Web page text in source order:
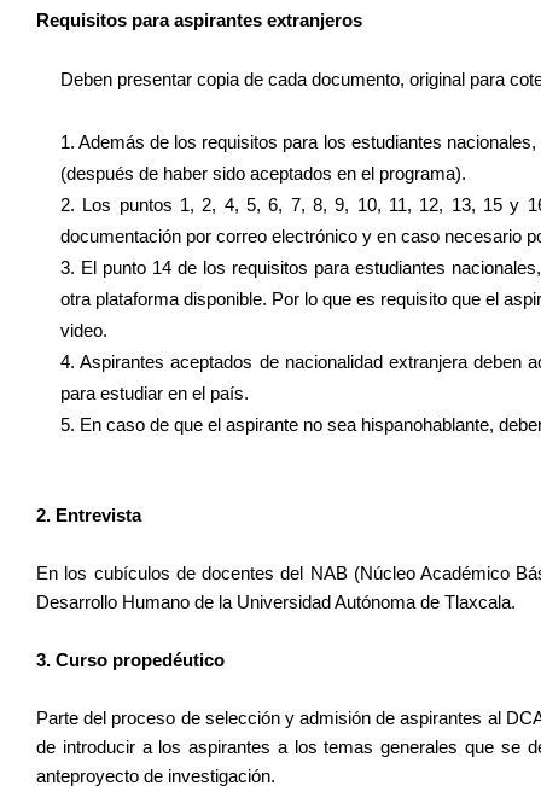
Requisitos para aspirantes extranjeros
Deben presentar copia de cada documento, original para
1. Además de los requisitos para los estudiantes
(después de haber sido aceptados en el programa).
2. Los puntos 1, 2, 4, 5, 6, 7, 8, 9, 10, 11, 12, 13, 15 y
documentación por correo electrónico y en caso necesario
3. El punto 14 de los requisitos para estudiantes
otra plataforma disponible. Por lo que es requisito que el
video.
4. Aspirantes aceptados de nacionalidad extranjera deben
para estudiar en el país.
5. En caso de que el aspirante no sea hispanohablante,
2. Entrevista
En los cubículos de docentes del NAB (Núcleo Académico
Desarrollo Humano de la Universidad Autónoma de Tlaxcala.
3. Curso propedéutico
Parte del proceso de selección y admisión de aspirantes al
de introducir a los aspirantes a los temas generales que se
anteproyecto de investigación.